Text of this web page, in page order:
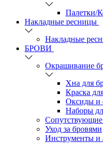
Палетки/
Накладные ресницы
Накладные
БРОВИ
Окрашивание
Хна для
Краска
Оксиды и
Наборы
Сопутствующие
Уход за бровями
Инструменты и